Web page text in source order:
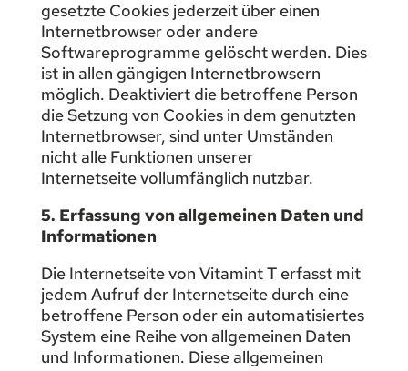
gesetzte Cookies jederzeit über einen
Internetbrowser oder andere
Softwareprogramme gelöscht werden. Dies
ist in allen gängigen Internetbrowsern
möglich. Deaktiviert die betroffene Person
die Setzung von Cookies in dem genutzten
Internetbrowser, sind unter Umständen
nicht alle Funktionen unserer
Internetseite vollumfänglich nutzbar.
5. Erfassung von allgemeinen Daten und
Informationen
Die Internetseite von Vitamint T erfasst mit
jedem Aufruf der Internetseite durch eine
betroffene Person oder ein automatisiertes
System eine Reihe von allgemeinen Daten
und Informationen. Diese allgemeinen